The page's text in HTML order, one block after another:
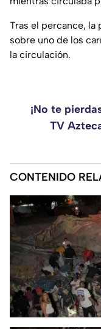
Tras el percance, la
sobre uno de los
la circulación.
¡No te
TV
CONTENIDO